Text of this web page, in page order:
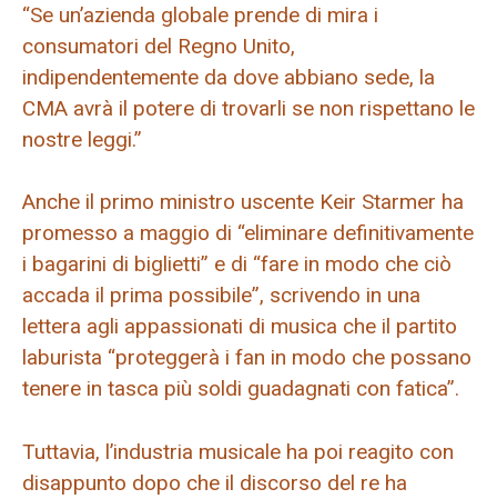
“Se un’azienda globale prende di mira i
consumatori del Regno Unito,
indipendentemente da dove abbiano sede, la
CMA avrà il potere di trovarli se non rispettano le
nostre leggi.”
Anche il primo ministro uscente Keir Starmer ha
promesso a maggio di “eliminare definitivamente
i bagarini di biglietti” e di “fare in modo che ciò
accada il prima possibile”, scrivendo in una
lettera agli appassionati di musica che il partito
laburista “proteggerà i fan in modo che possano
tenere in tasca più soldi guadagnati con fatica”.
Tuttavia, l’industria musicale ha poi reagito con
disappunto dopo che il discorso del re ha